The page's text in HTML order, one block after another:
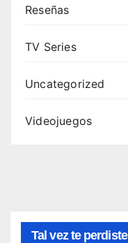
Reseñas
TV Series
Uncategorized
Videojuegos
Tal vez te perdiste